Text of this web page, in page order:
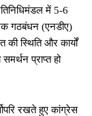
में 5-6
गठबंधन (एनडीए)
की स्थिति और कार्यों
प्राप्त हो
रखते हुए कांग्रेस